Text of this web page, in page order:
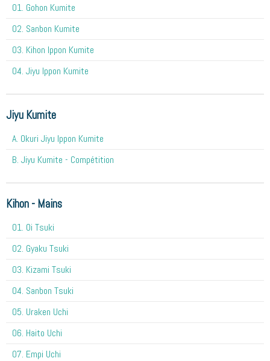
01. Gohon Kumite
02. Sanbon Kumite
03. Kihon Ippon Kumite
04. Jiyu Ippon Kumite
Jiyu Kumite
A. Okuri Jiyu Ippon Kumite
B. Jiyu Kumite - Compétition
Kihon - Mains
O1. Oi Tsuki
02. Gyaku Tsuki
03. Kizami Tsuki
04. Sanbon Tsuki
05. Uraken Uchi
06. Haito Uchi
07. Empi Uchi